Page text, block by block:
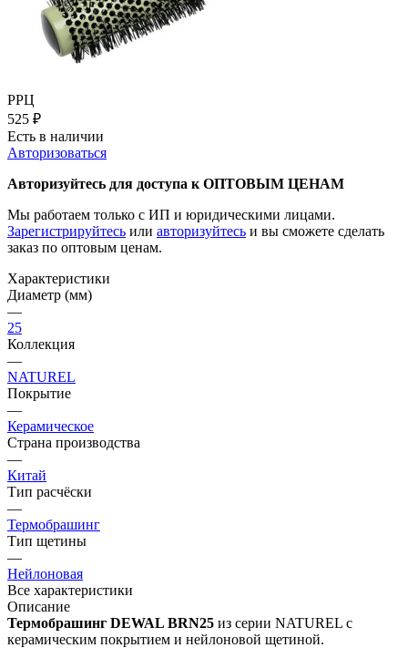
РРЦ
525 ₽
Есть в наличии
Авторизоваться
Авторизуйтесь для доступа к ОПТОВЫМ ЦЕНАМ
Мы работаем только с ИП и юридическими лицами.
Зарегистрируйтесь или авторизуйтесь и вы сможете сделать
заказ по оптовым ценам.
Характеристики
Диаметр (мм)
—
25
Коллекция
—
NATUREL
Покрытие
—
Керамическое
Страна производства
—
Китай
Тип расчёски
—
Термобрашинг
Тип щетины
—
Нейлоновая
Все характеристики
Описание
Термобрашинг DEWAL BRN25 из серии NATUREL с
керамическим покрытием и нейлоновой щетиной.